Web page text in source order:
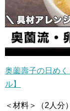
奥薗壽子の日め
ル】
＜材料＞（2人分）